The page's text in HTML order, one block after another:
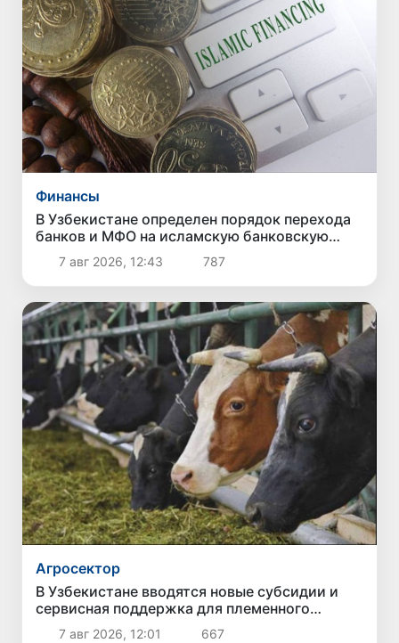
Финансы
В Узбекистане определен порядок перехода
банков и МФО на исламскую банковскую
деятельность
7 авг 2026, 12:43 787
Агросектор
В Узбекистане вводятся новые субсидии и
сервисная поддержка для племенного
животноводства
7 авг 2026, 12:01 667